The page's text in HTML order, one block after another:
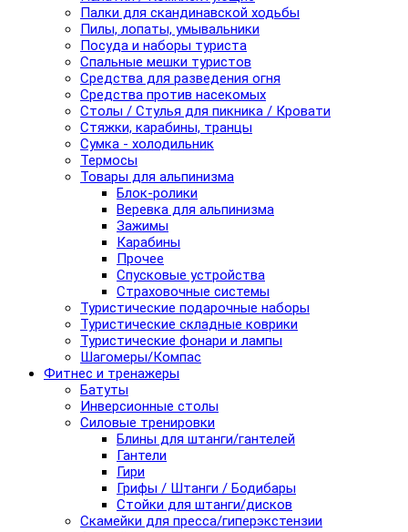
Палки для скандинавской ходьбы
Пилы, лопаты, умывальники
Посуда и наборы туриста
Спальные мешки туристов
Средства для разведения огня
Средства против насекомых
Столы / Стулья для пикника / Кровати
Стяжки, карабины, транцы
Сумка - холодильник
Термосы
Товары для альпинизма
Блок-ролики
Веревка для альпинизма
Зажимы
Карабины
Прочее
Спусковые устройства
Страховочные системы
Туристические подарочные наборы
Туристические складные коврики
Туристические фонари и лампы
Шагомеры/Компас
Фитнес и тренажеры
Батуты
Инверсионные столы
Силовые тренировки
Блины для штанги/гантелей
Гантели
Гири
Грифы / Штанги / Бодибары
Стойки для штанги/дисков
Скамейки для пресса/гиперэкстензии